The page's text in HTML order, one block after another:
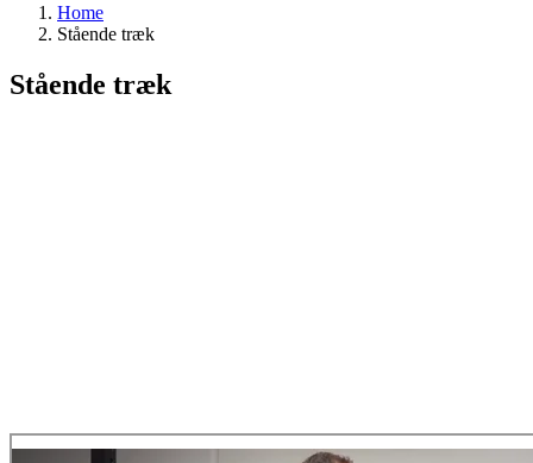
Home
Stående træk
Stående træk